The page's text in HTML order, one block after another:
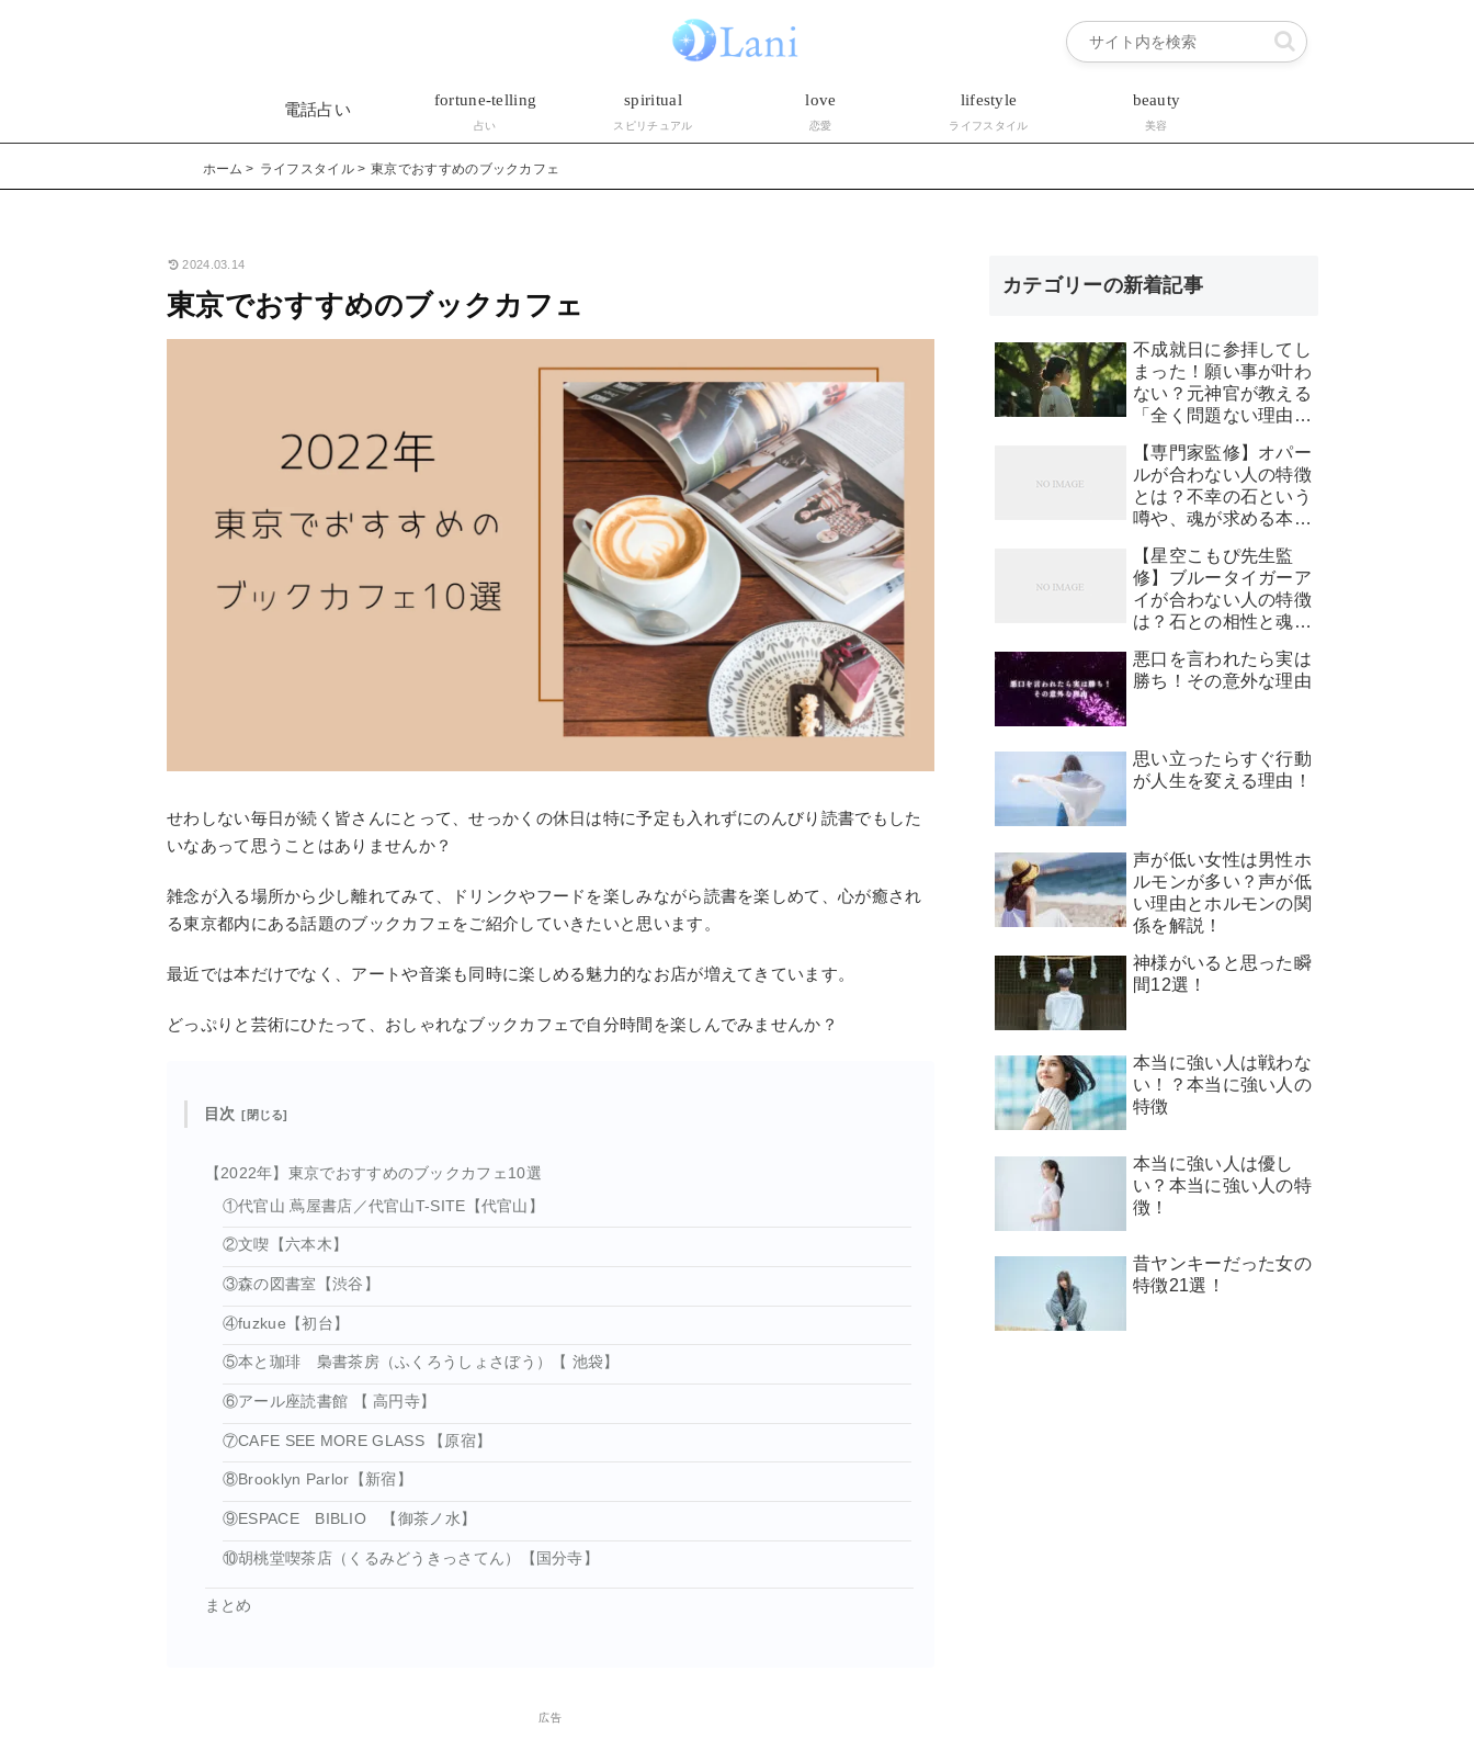
電話占い
fortune-telling
占い
spiritual
スピリチュアル
love
恋愛
lifestyle
ライフスタイル
beauty
美容
ホーム ライフスタイル 東京でおすすめのブックカフェ
2024.03.14
東京でおすすめのブックカフェ
せわしない毎日が続く皆さんにとって、せっかくの休日は特に予定も入れずにのんびり読書でもした
いなあって思うことはありませんか？
雑念が入る場所から少し離れてみて、ドリンクやフードを楽しみながら読書を楽しめて、心が癒され
る東京都内にある話題のブックカフェをご紹介していきたいと思います。
最近では本だけでなく、アートや音楽も同時に楽しめる魅力的なお店が増えてきています。
どっぷりと芸術にひたって、おしゃれなブックカフェで自分時間を楽しんでみませんか？
目次
【2022年】東京でおすすめのブックカフェ10選
①代官山 蔦屋書店／代官山T-SITE【代官山】
②文喫【六本木】
③森の図書室【渋谷】
④fuzkue【初台】
⑤本と珈琲 梟書茶房（ふくろうしょさぼう）【 池袋】
⑥アール座読書館 【 高円寺】
⑦CAFE SEE MORE GLASS 【原宿】
⑧Brooklyn Parlor【新宿】
⑨ESPACE BIBLIO 【御茶ノ水】
⑩胡桃堂喫茶店（くるみどうきっさてん）【国分寺】
まとめ
広告
カテゴリーの新着記事
不成就日に参拝してし
まった！願い事が叶わ
ない？元神官が教える
「全く問題ない理由」
【専門家監修】オパー
ルが合わない人の特徴
とは？不幸の石という
噂や、魂が求める本当
【星空こもぴ先生監
修】ブルータイガーア
イが合わない人の特徴
は？石との相性と魂が
悪口を言われたら実は
勝ち！その意外な理由
思い立ったらすぐ行動
が人生を変える理由！
声が低い女性は男性ホ
ルモンが多い？声が低
い理由とホルモンの関
係を解説！
神様がいると思った瞬
間12選！
本当に強い人は戦わな
い！？本当に強い人の
特徴
本当に強い人は優し
い？本当に強い人の特
徴！
昔ヤンキーだった女の
特徴21選！